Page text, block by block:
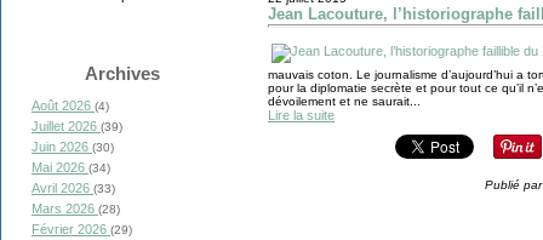
Archives
Août 2026 (4)
Juillet 2026 (39)
Juin 2026 (30)
Mai 2026 (34)
Avril 2026 (33)
Mars 2026 (28)
Février 2026 (29)
Jean Lacouture, l’historiographe
mauvais coton. Le journalisme d’aujourd’hui a
pour la diplomatie secrète et pour tout ce qu’il
dévoilement et ne saurait...
Lire la suite
Publié